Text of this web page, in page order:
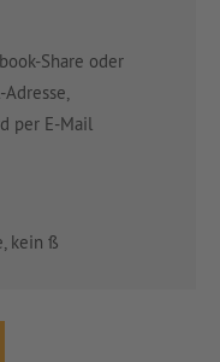
Share oder
per E-Mail
kein ß